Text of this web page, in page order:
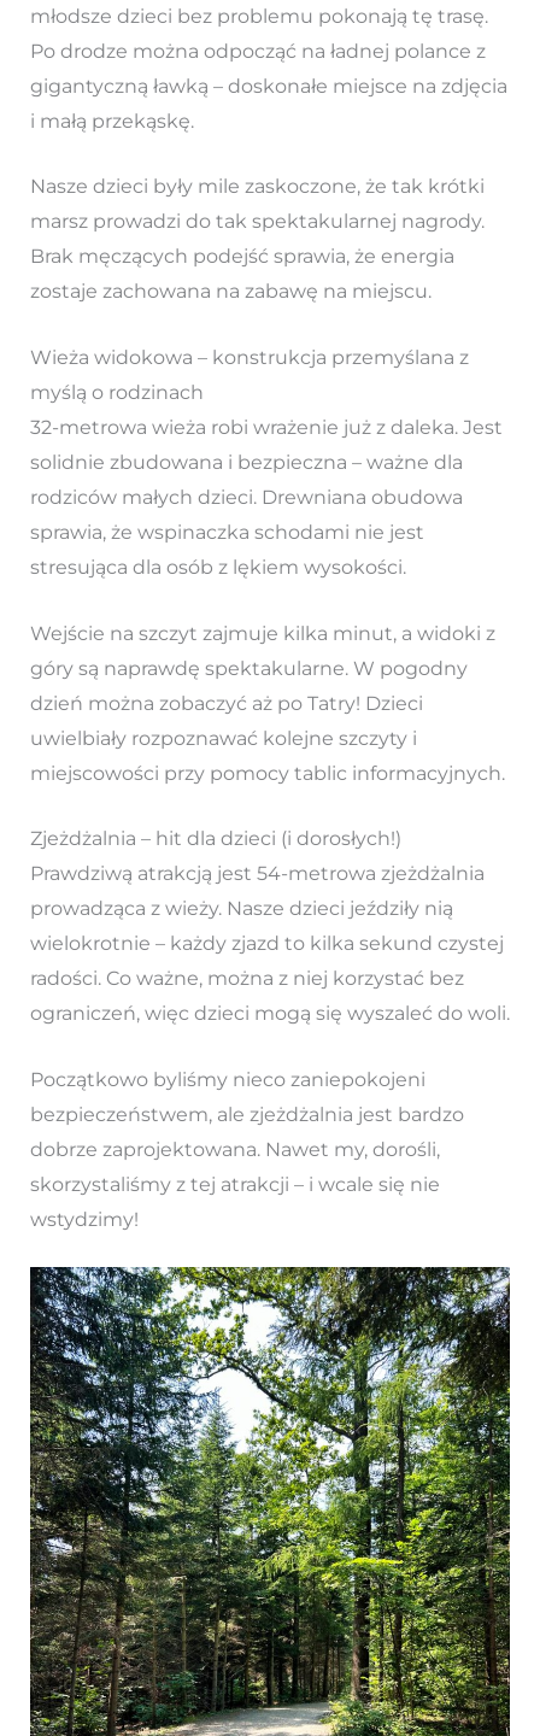
młodsze dzieci bez problemu pokonają tę trasę.
Po drodze można odpocząć na ładnej polance z
gigantyczną ławką – doskonałe miejsce na zdjęcia
i małą przekąskę.
Nasze dzieci były mile zaskoczone, że tak krótki
marsz prowadzi do tak spektakularnej nagrody.
Brak męczących podejść sprawia, że energia
zostaje zachowana na zabawę na miejscu.
Wieża widokowa – konstrukcja przemyślana z
myślą o rodzinach
32-metrowa wieża robi wrażenie już z daleka. Jest
solidnie zbudowana i bezpieczna – ważne dla
rodziców małych dzieci. Drewniana obudowa
sprawia, że wspinaczka schodami nie jest
stresująca dla osób z lękiem wysokości.
Wejście na szczyt zajmuje kilka minut, a widoki z
góry są naprawdę spektakularne. W pogodny
dzień można zobaczyć aż po Tatry! Dzieci
uwielbiały rozpoznawać kolejne szczyty i
miejscowości przy pomocy tablic informacyjnych.
Zjeżdżalnia – hit dla dzieci (i dorosłych!)
Prawdziwą atrakcją jest 54-metrowa zjeżdżalnia
prowadząca z wieży. Nasze dzieci jeździły nią
wielokrotnie – każdy zjazd to kilka sekund czystej
radości. Co ważne, można z niej korzystać bez
ograniczeń, więc dzieci mogą się wyszaleć do woli.
Początkowo byliśmy nieco zaniepokojeni
bezpieczeństwem, ale zjeżdżalnia jest bardzo
dobrze zaprojektowana. Nawet my, dorośli,
skorzystaliśmy z tej atrakcji – i wcale się nie
wstydzimy!